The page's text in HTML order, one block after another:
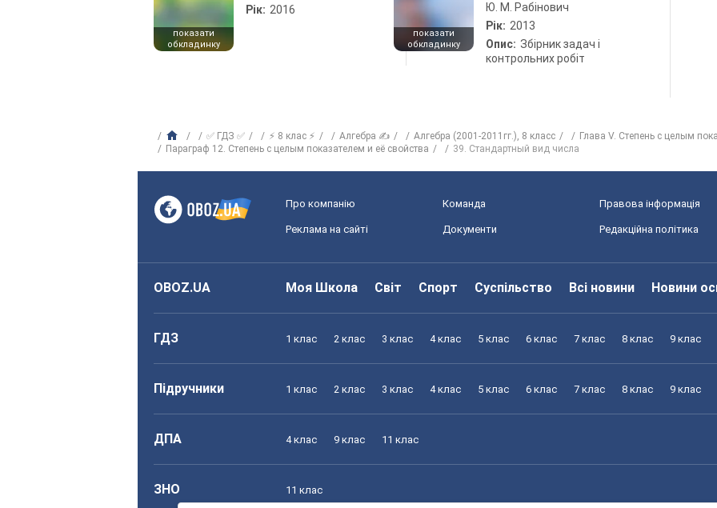
показати
обкладинку
Рік: 2016
показати
обкладинку
Ю. М. Рабінович
Рік: 2013
Опис: Збірник задач і
контрольних робіт
✅ ГДЗ ✅ ⚡ 8 клас ⚡ Алгебра ✍ Алгебра (2001-2011гг.), 8 класс
Глава V. Степень с целым
Параграф 12. Степень с целым показателем и её свойства
39. Стандартный вид числа
Про компанію Команда Правова інформація
Реклама на сайті Документи Редакційна політика
OBOZ.UA Моя Школа Світ Спорт Суспільство Всі новини Новини
ГДЗ 1 клас 2 клас 3 клас 4 клас 5 клас 6 клас 7 клас 8 клас 9 клас
Підручники 1 клас 2 клас 3 клас 4 клас 5 клас 6 клас 7 клас 8 клас 9 клас
ДПА 4 клас 9 клас 11 клас
ЗНО 11 клас